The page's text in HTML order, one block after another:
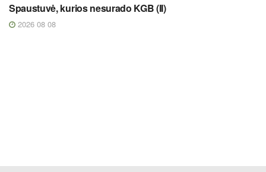
Spaustuvė, kurios nesurado KGB (II)
2026 08 08